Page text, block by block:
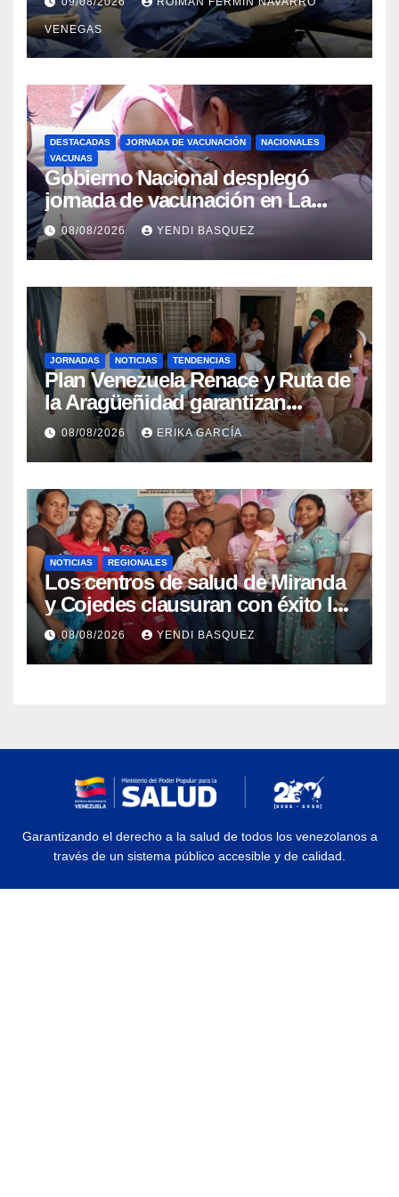
Retrógrada Endoscópica para
beneficiar a cientos de pacientes
VENEGAS
DESTACADAS JORNADA DE VACUNACIÓN
NACIONALES
VACUNAS
Gobierno Nacional desplegó
jornada de vacunación en La
Guaira para garantizar protección
epidemiológica
08/08/2026 YENDI BASQUEZ
JORNADAS NOTICIAS TENDENCIAS
Plan Venezuela Renace y Ruta de
la Aragüeñidad garantizan
atención médica integral en
Aragua
08/08/2026 ERIKA GARCÍA
NOTICIAS REGIONALES
Los centros de salud de Miranda
y Cojedes clausuran con éxito la
Semana Mundial de la Lactancia
Materna
08/08/2026 YENDI BASQUEZ
Garantizando el derecho a la salud de todos los venezolanos a
través de un sistema público accesible y de calidad.